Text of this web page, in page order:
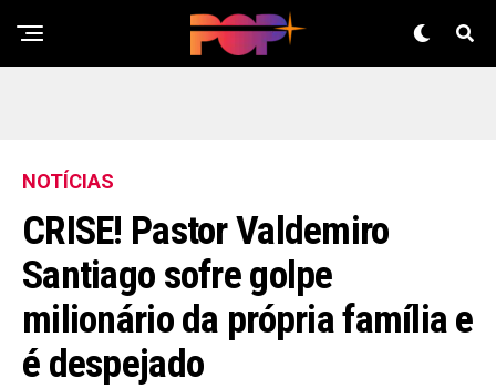
NOTÍCIAS
CRISE! Pastor Valdemiro
Santiago sofre golpe
milionário da própria família e
é despejado